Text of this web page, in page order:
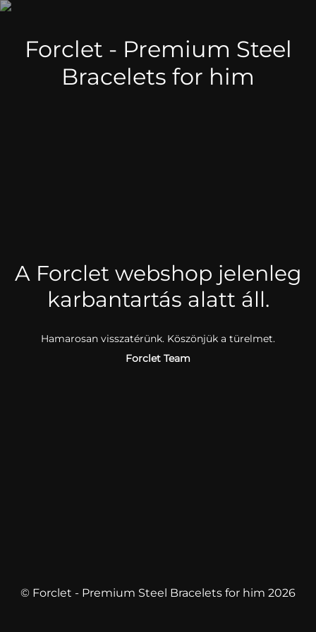
Forclet - Premium Steel
Bracelets for him
A Forclet webshop jelenleg
karbantartás alatt áll.
Hamarosan visszatérünk. Köszönjük a türelmet.
Forclet Team
© Forclet - Premium Steel Bracelets for him 2026